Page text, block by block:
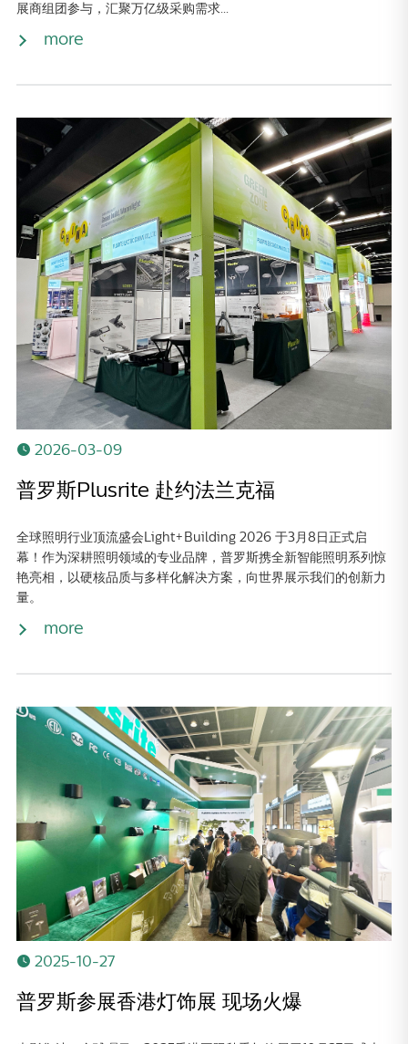
展商组团参与，汇聚万亿级采购需求...
more
2026-03-09
普罗斯Plusrite 赴约法兰克福
全球照明行业顶流盛会Light+Building 2026 于3月8日正式启
幕！作为深耕照明领域的专业品牌，普罗斯携全新智能照明系列惊
艳亮相，以硬核品质与多样化解决方案，向世界展示我们的创新力
量。
more
2025-10-27
普罗斯参展香港灯饰展 现场火爆